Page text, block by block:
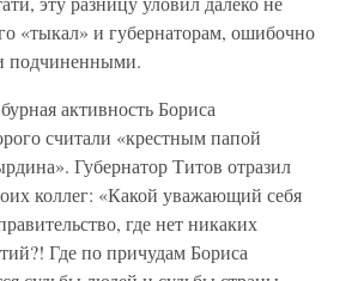
«тыкал» и губернаторам, ошибочно
подчиненными.
активность Бориса
считали «крестным папой
Губернатор Титов отразил
коллег: «Какой уважающий себя
где нет никаких
Где по причудам Бориса